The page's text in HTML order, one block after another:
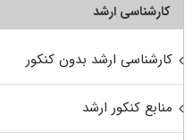
کارشناسی ارشد
کارشناسی ارشد بدون کنکور
منابع کنکور ارشد